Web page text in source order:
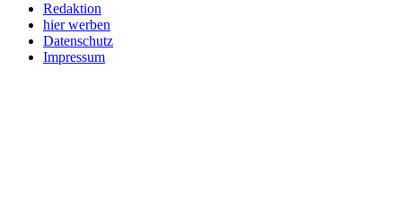
Redaktion
hier werben
Datenschutz
Impressum